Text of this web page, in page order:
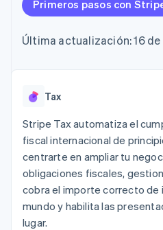
Authorization
Boost
de aceptación
acelerado
Stripe
Más
Product roadmap
Ver lo que viene
Radar
Prevención de fraude
Gestión del
SaaS
Empresas de
Economía de
creadores
Juegos
Hostelería,
Seguros
Medios de
Gestionar
Ofrecer
consumo
respaldadas
Recursos
aplicaciones
Empresa
producto
Sessions
Contacto
Contacta
Conviértete
Primeros pasos con
Última actualización: 16
Tax
Stripe Tax automatiza el
fiscal internacional de
centrarte en ampliar tu
obligaciones fiscales,
cobra el importe correcto
mundo y habilita las
lugar.